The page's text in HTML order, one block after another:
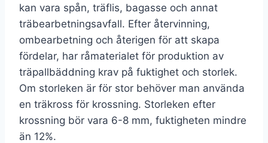
kan vara spån, träflis, bagasse och annat
träbearbetningsavfall. Efter återvinning,
ombearbetning och återigen för att skapa
fördelar, har råmaterialet för produktion av
träpallbäddning krav på fuktighet och storlek.
Om storleken är för stor behöver man använda
en träkross för krossning. Storleken efter
krossning bör vara 6-8 mm, fuktigheten mindre
än 12%.